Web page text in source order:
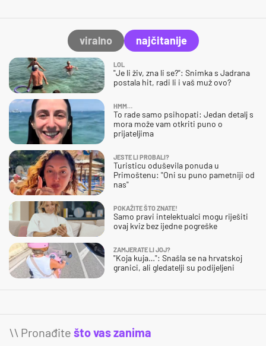
viralno najčitanije
LOL
"Je li živ, zna li se?": Snimka s Jadrana
postala hit, radi li i vaš muž ovo?
HMM…
To rade samo psihopati: Jedan detalj s
mora može vam otkriti puno o
prijateljima
JESTE LI PROBALI?
Turisticu oduševila ponuda u
Primoštenu: "Oni su puno pametniji od
nas"
POKAŽITE ŠTO ZNATE!
Samo pravi intelektualci mogu riješiti
ovaj kviz bez ijedne pogreške
ZAMJERATE LI JOJ?
"Koja kuja…": Snašla se na hrvatskoj
granici, ali gledatelji su podijeljeni
\\ Pronađite što vas zanima